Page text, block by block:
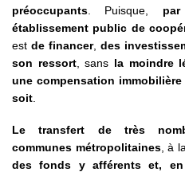
préoccupants . Puisque,
établissement public de
est de financer, des
son ressort, sans la moindre
une compensation immobilière
soit
Le transfert de très
communes métropolitaines, à la
des fonds y afférents et,